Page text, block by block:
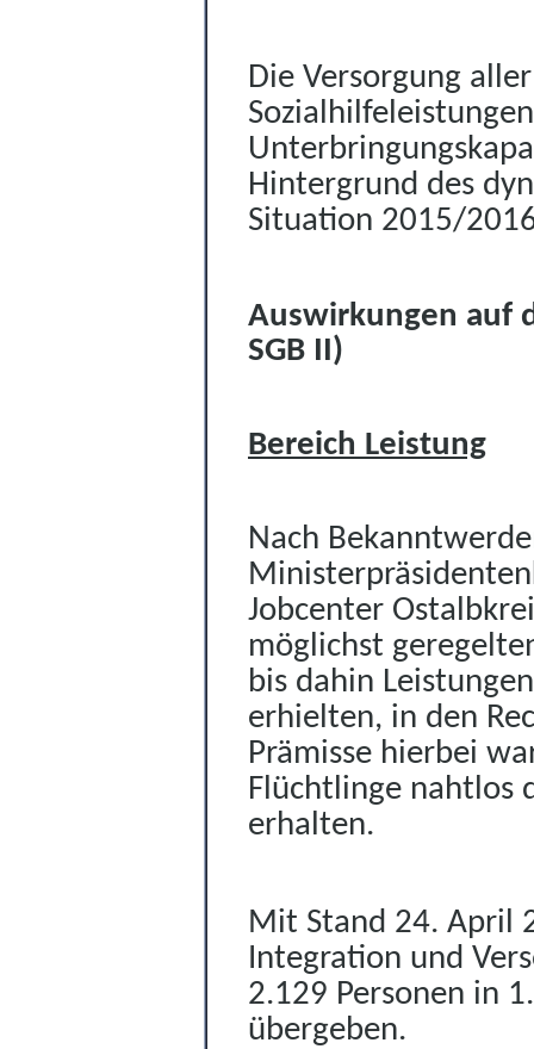
Die Versorgung
Unterbringungsk
Hintergrund des
Situation 2015/
Auswirkungen auf
SGB II)
Bereich Leistung
Nach
Jobcenter
möglichst
bis dahin
erhielten, in den
Prämisse hierbei
Flüchtlinge nahtlos
erhalten.
Mit Stand 24. April
Integration und
2.129 Personen in
übergeben.